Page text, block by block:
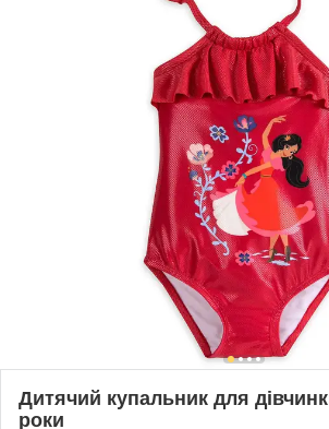
Дитячий купальник для
роки